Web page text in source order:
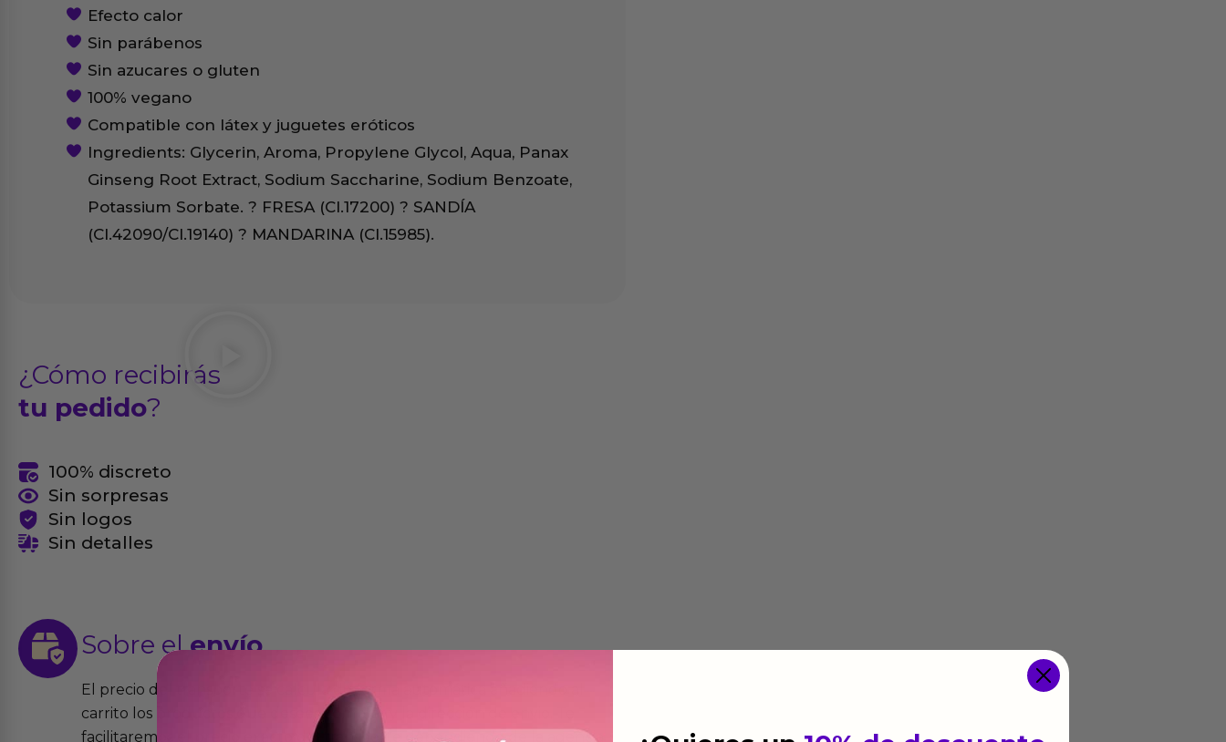
Efecto calor
Sin parábenos
Sin azucares o gluten
100% vegano
Compatible con látex y juguetes eróticos
Ingredients: Glycerin, Aroma, Propylene Glycol, Aqua, Panax
Ginseng Root Extract, Sodium Saccharine, Sodium Benzoate,
Potassium Sorbate. ? FRESA (CI.17200) ? SANDÍA
(CI.42090/CI.19140) ? MANDARINA (CI.15985).
¿Cómo recibirás
tu pedido?
100% discreto
Sin sorpresas
Sin logos
Sin detalles
Sobre elenvío
El precio del transporte se calcula de forma automática añadiendo al
carrito los productos que desees comprar y la dirección de envio. Te
facilitaremos el precio exacto del transporte dependiendo de la agencia